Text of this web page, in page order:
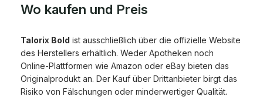
Wo kaufen und Preis
Talorix Bold ist ausschließlich über die offizielle Website
des Herstellers erhältlich. Weder Apotheken noch
Online-Plattformen wie Amazon oder eBay bieten das
Originalprodukt an. Der Kauf über Drittanbieter birgt das
Risiko von Fälschungen oder minderwertiger Qualität.